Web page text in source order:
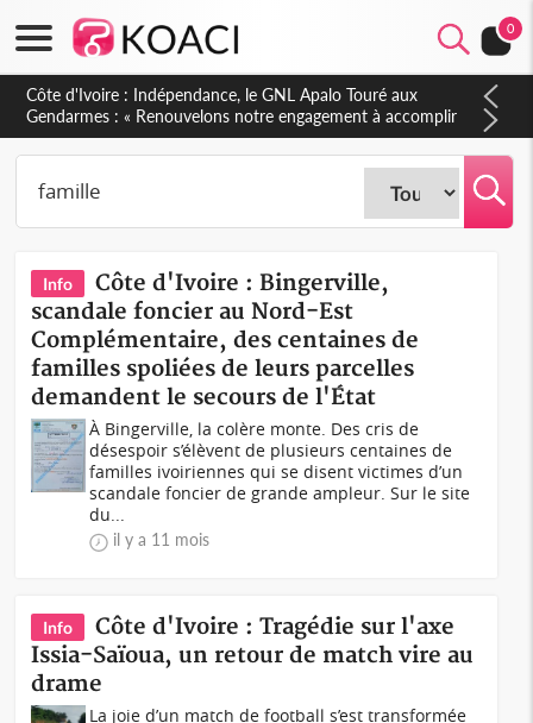
0
Sierra Leone : Un projet de réforme constitutionnelle en
gestation, points clés des amendements, un exclu d'avance
Info
Côte d'Ivoire : Bingerville,
scandale foncier au Nord-Est
Complémentaire, des centaines de
familles spoliées de leurs parcelles
demandent le secours de l'État
À Bingerville, la colère monte. Des cris de
désespoir s’élèvent de plusieurs centaines de
familles ivoiriennes qui se disent victimes d’un
scandale foncier de grande ampleur. Sur le site
du...
il y a 11 mois
Info
Côte d'Ivoire : Tragédie sur l'axe
Issia-Saïoua, un retour de match vire au
drame
La joie d’un match de football s’est transformée